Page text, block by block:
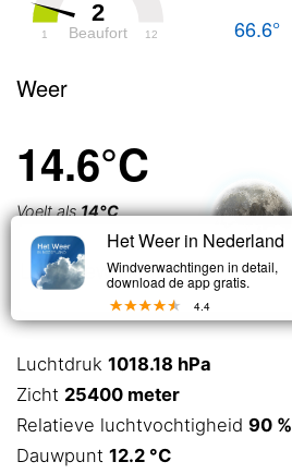
2
Beaufort
1 12 66.6°
Weer
14.6°C
Voelt als14°C
Licht bewolkt
Luchtdruk 1018.18 hPa
Zicht 25400 meter
Relatieve luchtvochtigheid 90 %
Dauwpunt 12.2 °C
Het Weer in Nederland
Windverwachtingen in detail,
download de app gratis.
4.4